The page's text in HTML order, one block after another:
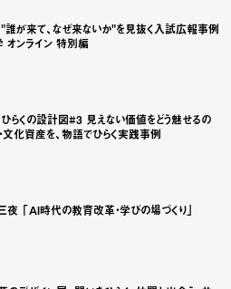
"誰が来て、なぜ来ないか"を見抜く入試広報事例
ンライン 特別編
て、なぜ来ないか"を見抜く入
ひらくの設計図#3 見えない価値をどう魅せるの
文化資産を、物語でひらく実践事例
の設計図#3 見えない価値をどう
「AI時代の教育改革・学びの場づくり」
代の教育改革・学びの場づくり」
イン展 -問いをひらく、仲間と出